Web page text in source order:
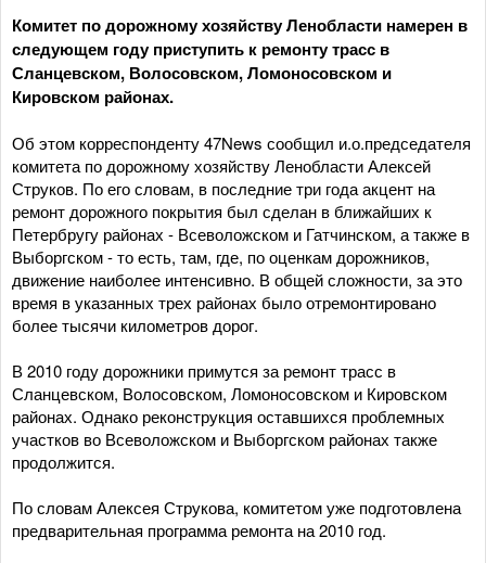
Комитет по дорожному хозяйству Ленобласти намерен в
следующем году приступить к ремонту трасс в
Сланцевском, Волосовском, Ломоносовском и
Кировском районах.
Об этом корреспонденту 47News сообщил и.о.председателя
комитета по дорожному хозяйству Ленобласти Алексей
Струков. По его словам, в последние три года акцент на
ремонт дорожного покрытия был сделан в ближайших к
Петербругу районах - Всеволожском и Гатчинском, а также в
Выборгском - то есть, там, где, по оценкам дорожников,
движение наиболее интенсивно. В общей сложности, за это
время в указанных трех районах было отремонтировано
более тысячи километров дорог.
В 2010 году дорожники примутся за ремонт трасс в
Сланцевском, Волосовском, Ломоносовском и Кировском
районах. Однако реконструкция оставшихся проблемных
участков во Всеволожском и Выборгском районах также
продолжится.
По словам Алексея Струкова, комитетом уже подготовлена
предварительная программа ремонта на 2010 год.